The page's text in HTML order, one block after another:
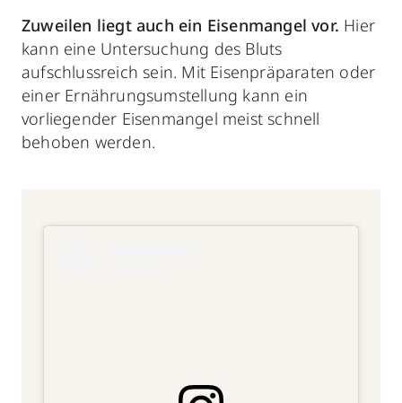
Zuweilen liegt auch ein Eisenmangel vor. Hier
kann eine Untersuchung des Bluts
aufschlussreich sein. Mit Eisenpräparaten oder
einer Ernährungsumstellung kann ein
vorliegender Eisenmangel meist schnell
behoben werden.